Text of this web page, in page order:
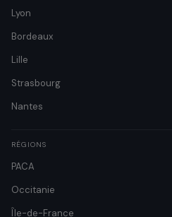
Lyon
Bordeaux
Lille
Strasbourg
Nantes
RÉGIONS
PACA
Occitanie
Île-de-France